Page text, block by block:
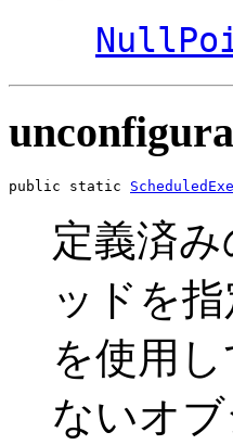
public static
定義済
ッドを
を使用
ないオ